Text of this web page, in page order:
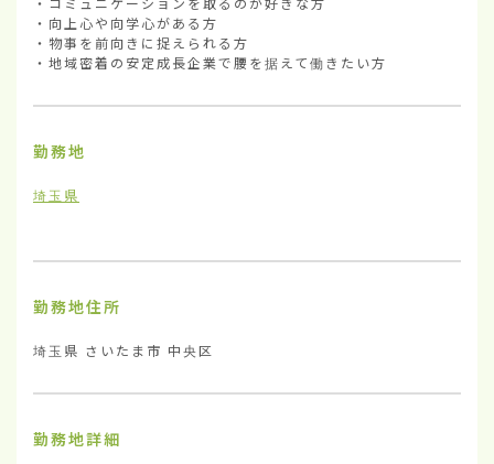
・向上心や向学心がある方
・物事を前向きに捉えられる方
・地域密着の安定成長企業で腰を据えて働きたい方
勤務地
埼玉県
勤務地住所
埼玉県 さいたま市 中央区
勤務地詳細